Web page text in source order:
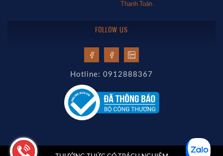
Thanh Toán
FOLLOW US
Hotline: 0912888367